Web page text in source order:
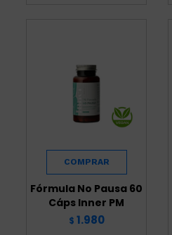
Fórmula No Pausa 60
Cáps Inner PM
$ 1.980